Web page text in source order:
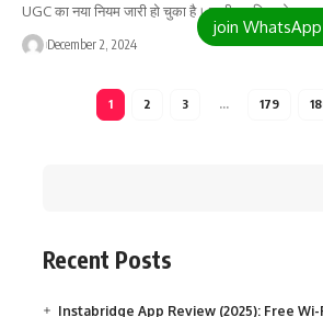
UGC का नया नियम जारी हो चुका है। जारी नए नियम के…
December 2, 2024
1 2 3 … 179
Recent Posts
Instabridge App Review (2025): Free